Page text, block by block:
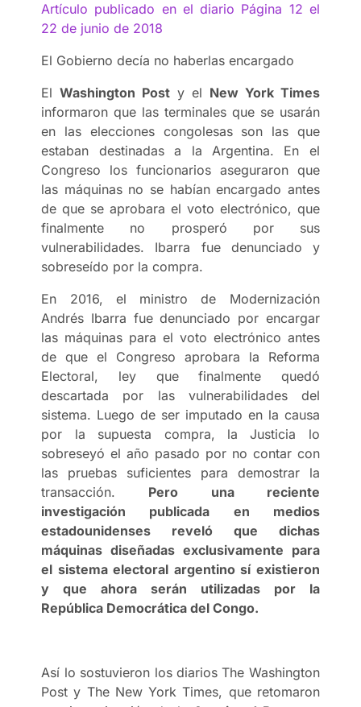
Artículo publicado en el diario Página 12 el
22 de junio de 2018
El Gobierno decía no haberlas encargado
ElWashington Post y el New York Times
informaron que las terminales que se usarán
en las elecciones congolesas son las que
estaban destinadas a la Argentina. En el
Congreso los funcionarios aseguraron que
las máquinas no se habían encargado antes
de que se aprobara el voto electrónico, que
finalmente no prosperó por sus
vulnerabilidades. Ibarra fue denunciado y
sobreseído por la compra.
En 2016, el ministro de Modernización
Andrés Ibarra fue denunciado por encargar
las máquinas para el voto electrónico antes
de que el Congreso aprobara la Reforma
Electoral, ley que finalmente quedó
descartada por las vulnerabilidades del
sistema. Luego de ser imputado en la causa
por la supuesta compra, la Justicia lo
sobreseyó el año pasado por no contar con
las pruebas suficientes para demostrar la
transacción. Pero una reciente
investigación publicada en medios
estadounidenses reveló que dichas
máquinas diseñadas exclusivamente para
el sistema electoral argentino sí existieron
y que ahora serán utilizadas por la
República Democrática del Congo.
Así lo sostuvieron los diarios The Washington
Post y The New York Times, que retomaron